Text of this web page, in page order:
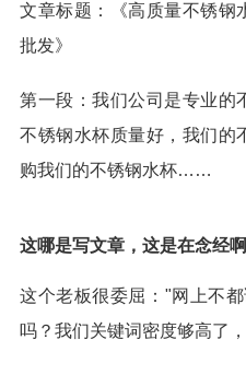
文章标题：《高质量不锈钢
批发》
第一段：我们公司是专业的
不锈钢水杯质量好，我们的
购我们的不锈钢水杯……
这哪是写文章，这是在念经啊
这个老板很委屈："网上不
吗？我们关键词密度够高了